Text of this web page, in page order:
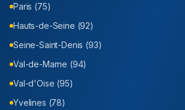
Paris (75)
Hauts-de-Seine (92)
Seine-Saint-Denis (93)
Val-de-Marne (94)
Val-d'Oise (95)
Yvelines (78)